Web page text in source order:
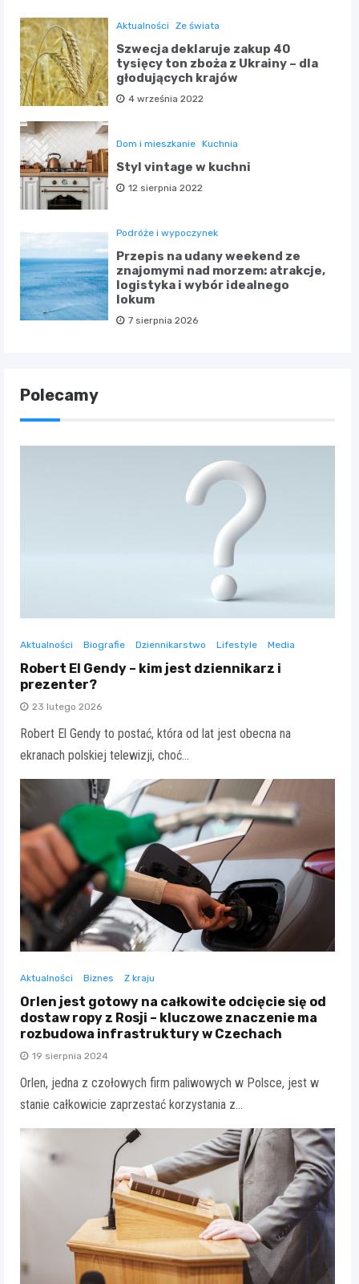
Aktualności Ze świata
Szwecja deklaruje zakup 40
tysięcy ton zboża z Ukrainy – dla
głodujących krajów
4 września 2022
Dom i mieszkanie Kuchnia
Styl vintage w kuchni
12 sierpnia 2022
Podróże i wypoczynek
Przepis na udany weekend ze
znajomymi nad morzem: atrakcje,
logistyka i wybór idealnego
lokum
7 sierpnia 2026
Polecamy
Aktualności Biografie Dziennikarstwo Lifestyle Media
Robert El Gendy – kim jest dziennikarz i
prezenter?
23 lutego 2026
Robert El Gendy to postać, która od lat jest obecna na
ekranach polskiej telewizji, choć…
Aktualności Biznes Z kraju
Orlen jest gotowy na całkowite odcięcie się od
dostaw ropy z Rosji – kluczowe znaczenie ma
rozbudowa infrastruktury w Czechach
19 sierpnia 2024
Orlen, jedna z czołowych firm paliwowych w Polsce, jest w
stanie całkowicie zaprzestać korzystania z…